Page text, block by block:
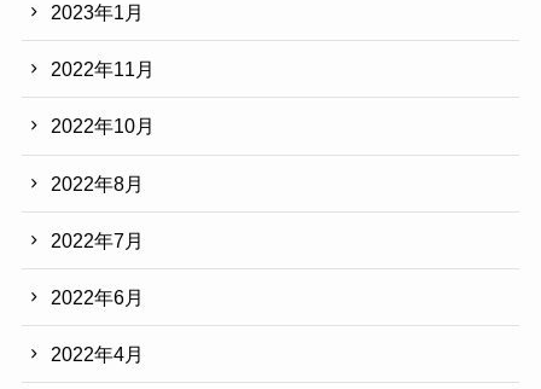
2023年1月
2022年11月
2022年10月
2022年8月
2022年7月
2022年6月
2022年4月